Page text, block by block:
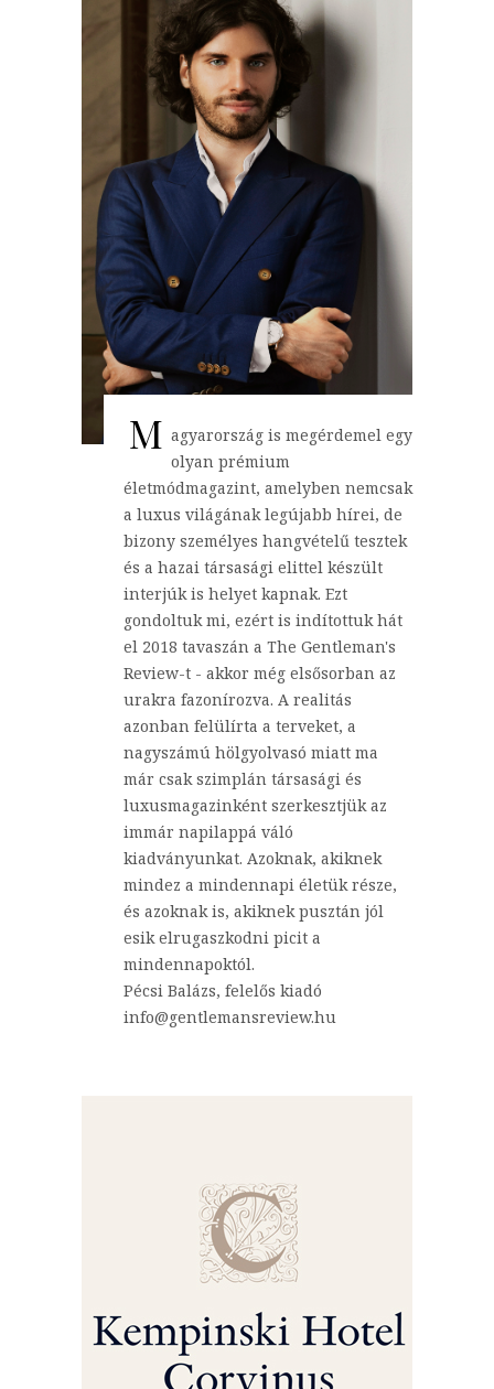
M agyarország is megérdemel egy
olyan prémium
életmódmagazint, amelyben nemcsak
a luxus világának legújabb hírei, de
bizony személyes hangvételű tesztek
és a hazai társasági elittel készült
interjúk is helyet kapnak. Ezt
gondoltuk mi, ezért is indítottuk hát
el 2018 tavaszán a The Gentleman's
Review-t - akkor még elsősorban az
urakra fazonírozva. A realitás
azonban felülírta a terveket, a
nagyszámú hölgyolvasó miatt ma
már csak szimplán társasági és
luxusmagazinként szerkesztjük az
immár napilappá váló
kiadványunkat. Azoknak, akiknek
mindez a mindennapi életük része,
és azoknak is, akiknek pusztán jól
esik elrugaszkodni picit a
mindennapoktól.
Pécsi Balázs, felelős kiadó
info@gentlemansreview.hu